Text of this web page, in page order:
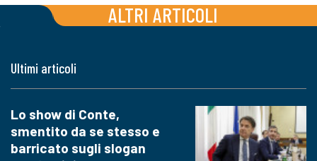
ALTRI ARTICOLI
Ultimi articoli
Lo show di Conte,
smentito da se stesso e
barricato sugli slogan